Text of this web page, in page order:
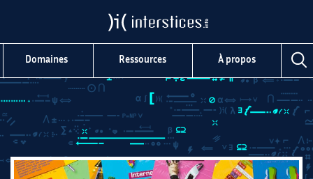
Domaines Ressources À propos